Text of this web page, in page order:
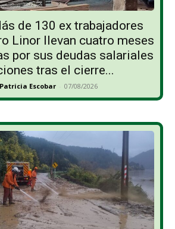
de 130 ex trabajadores
Linor llevan cuatro meses
por sus deudas salariales
tras el cierre...
Patricia Escobar - 07/08/2026